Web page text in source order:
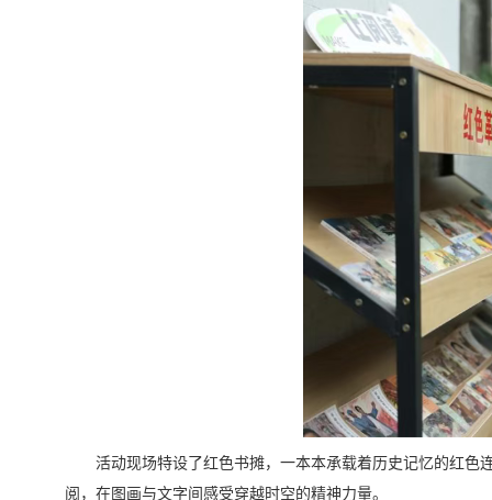
活动现场特设了红色书摊，一本本承载着历史记忆的红色
阅，在图画与文字间感受穿越时空的精神力量。